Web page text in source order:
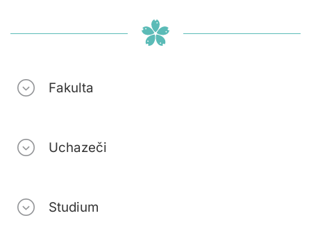
Fakulta
Uchazeči
Studium